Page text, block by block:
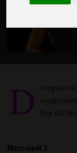
D i seguito
fine
Mercoledì 3